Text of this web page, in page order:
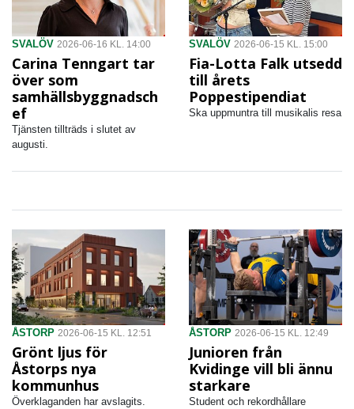
SVALÖV 2026-06-16 KL. 14:00
Carina Tenngart tar
över som
samhällsbyggnadsch
ef
Tjänsten tillträds i slutet av
augusti.
SVALÖV 2026-06-15 KL. 15:00
Fia-Lotta Falk utsedd
till årets
Poppestipendiat
Ska uppmuntra till musikalis resa
ÅSTORP 2026-06-15 KL. 12:51
Grönt ljus för
Åstorps nya
kommunhus
Överklaganden har avslagits.
ÅSTORP 2026-06-15 KL. 12:49
Junioren från
Kvidinge vill bli ännu
starkare
Student och rekordhållare